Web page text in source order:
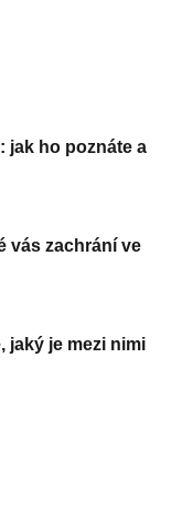
jak ho poznáte a
vás zachrání ve
jaký je mezi nimi